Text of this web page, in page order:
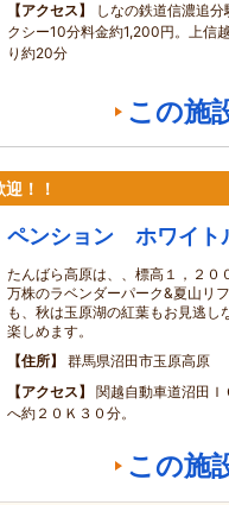
アクセス
しなの鉄道信濃追
クシー10分料金約1,200円。上信
り約20分
この施
！！
ペンション ホワイト
たんばら高原は、、標高１，２０
万株のラベンダーパーク&夏山リ
も、秋は玉原湖の紅葉もお見逃し
楽しめます。
住所
群馬県沼田市玉原高原
アクセス
関越自動車道沼田
へ約２０Ｋ３０分。
この施